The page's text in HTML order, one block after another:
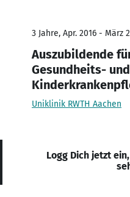
3 Jahre, Apr. 2016 - März
Auszubildende
Gesundheits- und
Uniklinik RWTH Aachen
Logg Dich jetzt